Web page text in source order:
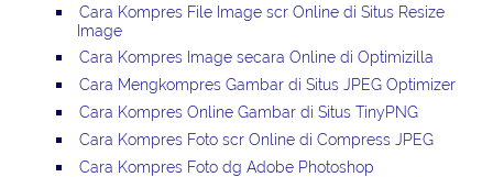
Cara Kompres File Image scr Online di Situs Resize
Image
Cara Kompres Image secara Online di Optimizilla
Cara Mengkompres Gambar di Situs JPEG Optimizer
Cara Kompres Online Gambar di Situs TinyPNG
Cara Kompres Foto scr Online di Compress JPEG
Cara Kompres Foto dg Adobe Photoshop